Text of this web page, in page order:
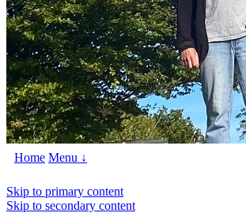
Home Menu ↓
Skip to primary content
Skip to secondary content